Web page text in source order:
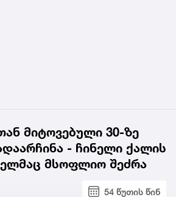
მიტოვებული 30-ზე
- ჩინელი ქალის
მსოფლიო შეძრა
54 წუთის წინ